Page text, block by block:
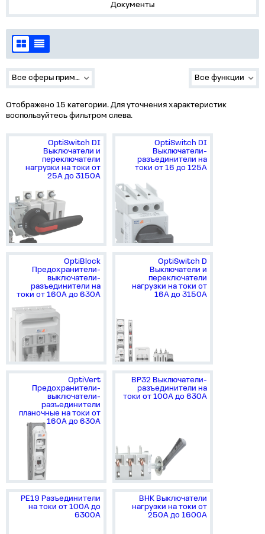
Документы
Все сферы применения Все функции
Отображено 15 категории. Для уточнения характеристик
воспользуйтесь фильтром слева.
OptiSwitch DI
Выключатели и
переключатели
нагрузки на токи от
25А до 3150А
OptiSwitch DI
Выключатели-
разъединители на
токи от 16 до 125А
OptiBlock
Предохранители-
выключатели-
разъединители на
токи от 160А до 630А
OptiSwitch D
Выключатели и
переключатели
нагрузки на токи от
16А до 3150А
OptiVert
Предохранители-
выключатели-
разъединители
планочные на токи от
160А до 630А
ВР32 Выключатели-
разъединители на
токи от 100А до 630А
РЕ19 Разъединители
на токи от 100А до
6300А
ВНК Выключатели
нагрузки на токи от
250А до 1600А